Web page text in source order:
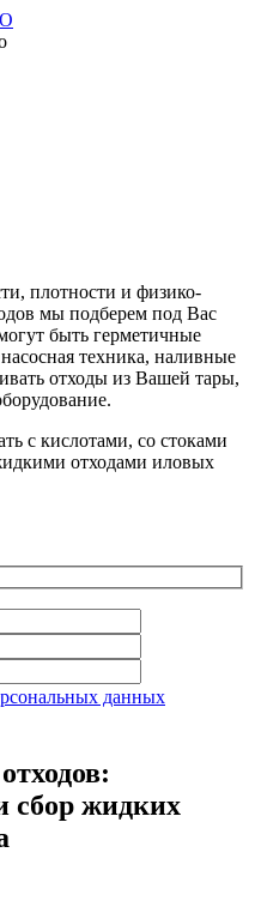
плотности и физико-
мы подберем под Вас
быть герметичные
техника, наливные
отходы из Вашей тары,
с кислотами, со стоками
отходами иловых
данных
сбор жидких